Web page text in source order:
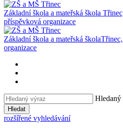
Základní škola a mateřská škola
příspěvková organizace
Základní škola a mateřská škola
organizace
Hledaný
Hledat
rozšířené vyhledávání